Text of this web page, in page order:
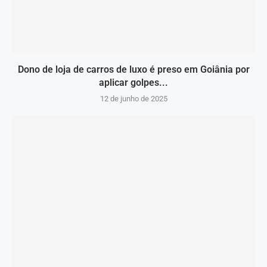
Dono de loja de carros de luxo é preso em Goiânia por
aplicar golpes...
12 de junho de 2025